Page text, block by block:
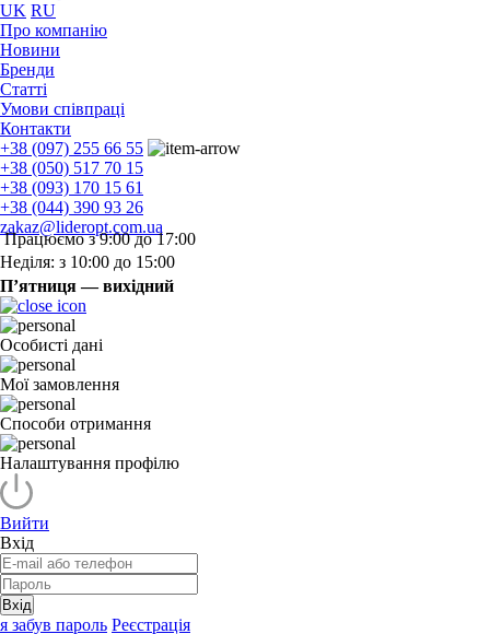
UK RU
Про компанію
Новини
Бренди
Статті
Умови співпраці
Контакти
+38 (097) 255 66 55
+38 (050) 517 70 15
+38 (093) 170 15 61
+38 (044) 390 93 26
zakaz@lideropt.com.ua
Працюємо з 9:00 до 17:00
Неділя: з 10:00 до 15:00
П’ятниця — вихідний
Особисті дані
Мої замовлення
Способи отримання
Налаштування профілю
Вийти
Вхід
Вхід
я забув пароль Реєстрація